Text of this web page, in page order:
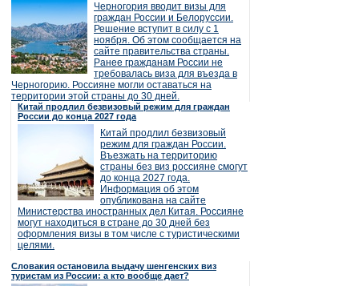
Черногория вводит визы для
граждан России и Белоруссии.
Решение вступит в силу с 1
ноября. Об этом сообщается на
сайте правительства страны.
Ранее гражданам России не
требовалась виза для въезда в
Черногорию. Россияне могли оставаться на
территории этой страны до 30 дней.
Китай продлил безвизовый режим для граждан
России до конца 2027 года
Китай продлил безвизовый
режим для граждан России.
Въезжать на территорию
страны без виз россияне смогут
до конца 2027 года.
Информация об этом
опубликована на сайте
Министерства иностранных дел Китая. Россияне
могут находиться в стране до 30 дней без
оформления визы в том числе с туристическими
целями.
Словакия остановила выдачу шенгенских виз
туристам из России: а кто вообще дает?